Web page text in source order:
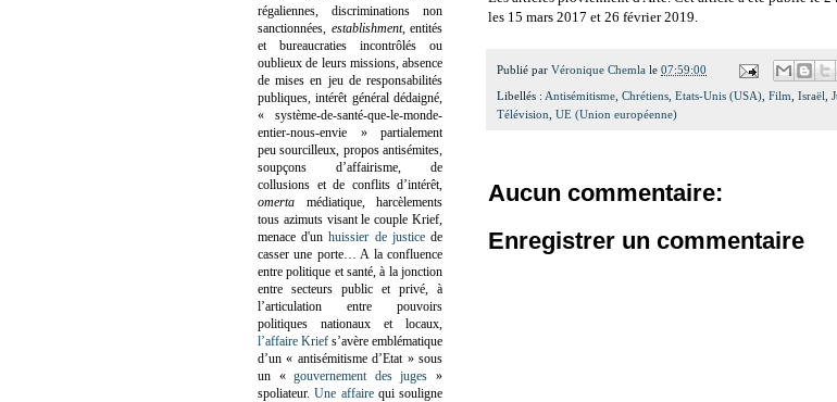
les 15 mars 2017 et 26 février 2019.
Publié par Véronique Chemla le 07:59:00
Libellés : Antisémitisme, Chrétiens, Etats-Unis (USA), Film, Israël,
Télévision, UE (Union européenne)
Aucun commentaire:
Enregistrer un commentaire
régaliennes, discriminations non
sanctionnées, establishment, entités
et bureaucraties incontrôlés ou
oublieux de leurs missions, absence
de mises en jeu de responsabilités
publiques, intérêt général dédaigné,
« système-de-santé-que-le-monde-
entier-nous-envie » partialement
peu sourcilleux, propos antisémites,
soupçons d’affairisme, de
collusions et de conflits d’intérêt,
omerta médiatique, harcèlements
tous azimuts visant le couple Krief,
menace d'unhuissier de justicede
casser une porte… A la confluence
entre politique et santé, à la jonction
entre secteurs public et privé, à
l’articulation entre pouvoirs
politiques nationaux et locaux,
l’affaire Krief s’avère emblématique
d’un « antisémitisme d’Etat » sous
un «gouvernement des juges »
spoliateur.Une affairequi souligne